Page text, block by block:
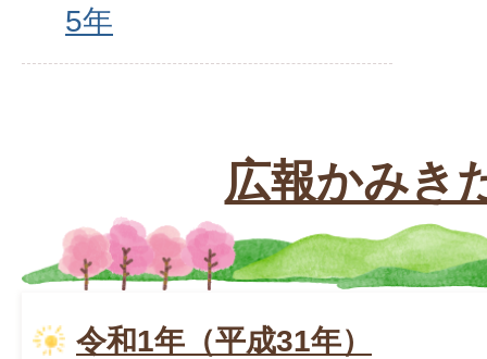
5年
広報かみき
令和1年（平成31年）